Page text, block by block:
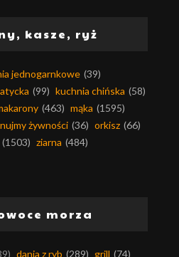
kasze, ryż
jednogarnkowe (39)
(99) kuchnia chińska (58)
(463) mąka (1595)
żywności (36) orkisz (66)
(1503) ziarna (484)
morza
dania z ryb (289) grill (74)